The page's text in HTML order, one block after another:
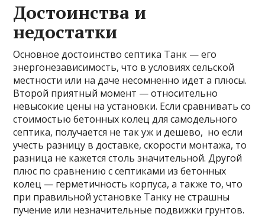
Достоинства и
недостатки
Основное достоинство септика Танк — его
энергонезависимость, что в условиях сельской
местности или на даче несомненно идет а плюсы.
Второй приятный момент — относительно
невысокие цены на установки. Если сравнивать со
стоимостью бетонных колец для самодельного
септика, получается не так уж и дешево, но если
учесть разницу в доставке, скорости монтажа, то
разница не кажется столь значительной. Другой
плюс по сравнению с септиками из бетонных
колец — герметичность корпуса, а также то, что
при правильной установке Танку не страшны
пучение или незначительные подвижки грунтов.